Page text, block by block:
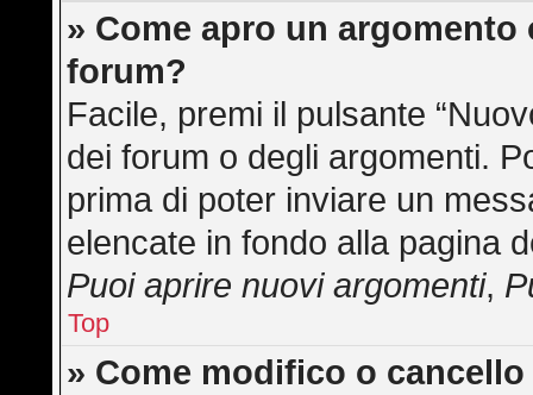
» Come apro un
forum?
Facile, premi il pulsante
dei forum o degli argomenti.
prima di poter inviare un
elencate in fondo alla pagina
Puoi aprire nuovi argomenti,
Top
» Come modifico o